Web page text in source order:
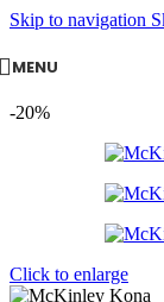
Skip to navigation
MENU
-20%
Click to enlarge